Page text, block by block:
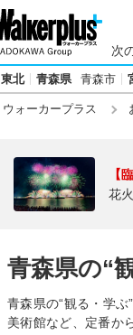
次
東北 青森県 青森市
ウォーカープラス
【
花
青森県の“
青森県の“観る・学
美術館など、定番か